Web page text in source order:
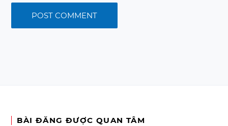
BÀI ĐĂNG ĐƯỢC QUAN TÂM